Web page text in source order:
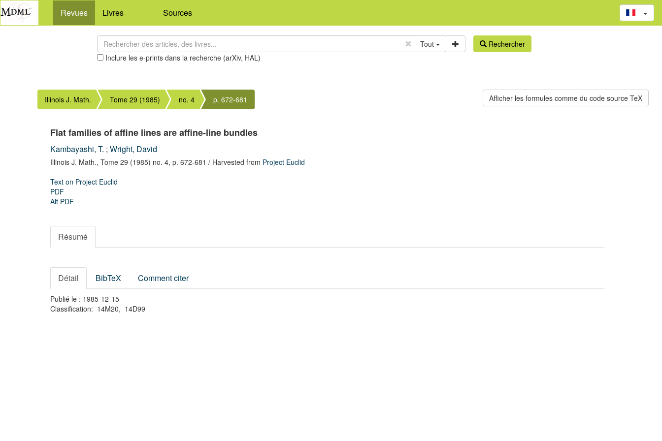
Revues Livres Sources
Tout
Inclure les e-prints dans la recherche (arXiv, HAL)
Rechercher
Illinois J. Math. Tome 29 (1985) no. 4 p. 672-681
Flat families of affine lines are affine-line bundles
Kambayashi, T. ; Wright, David
Illinois J. Math., Tome 29 (1985) no. 4, p. 672-681 / Harvested from Project Euclid
Text on Project Euclid
PDF
Alt PDF
Résumé
Détail BibTeX Comment citer
Publié le : 1985-12-15
Classification: 14M20, 14D99